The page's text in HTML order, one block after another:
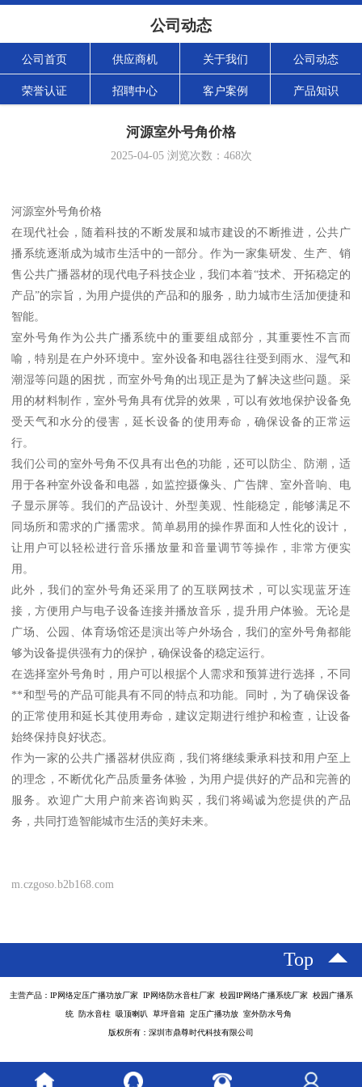
公司动态
公司首页 供应商机 关于我们 公司动态
荣誉认证 招聘中心 客户案例 产品知识
河源室外号角价格
2025-04-05浏览次数： 468次
河源室外号角价格
在现代社会，随着科技的不断发展和城市建设的不断推进，公共广
播系统逐渐成为城市生活中的一部分。作为一家集研发、生产、销
售公共广播器材的现代电子科技企业，我们本着“技术、开拓稳定的
产品”的宗旨，为用户提供的产品和的服务，助力城市生活加便捷和
智能。
室外号角作为公共广播系统中的重要组成部分，其重要性不言而
喻，特别是在户外环境中。室外设备和电器往往受到雨水、湿气和
潮湿等问题的困扰，而室外号角的出现正是为了解决这些问题。采
用的材料制作，室外号角具有优异的效果，可以有效地保护设备免
受天气和水分的侵害，延长设备的使用寿命，确保设备的正常运
行。
我们公司的室外号角不仅具有出色的功能，还可以防尘、防潮，适
用于各种室外设备和电器，如监控摄像头、广告牌、室外音响、电
子显示屏等。我们的产品设计、外型美观、性能稳定，能够满足不
同场所和需求的广播需求。简单易用的操作界面和人性化的设计，
让用户可以轻松进行音乐播放量和音量调节等操作，非常方便实
用。
此外，我们的室外号角还采用了的互联网技术，可以实现蓝牙连
接，方便用户与电子设备连接并播放音乐，提升用户体验。无论是
广场、公园、体育场馆还是演出等户外场合，我们的室外号角都能
够为设备提供强有力的保护，确保设备的稳定运行。
在选择室外号角时，用户可以根据个人需求和预算进行选择，不同
**和型号的产品可能具有不同的特点和功能。同时，为了确保设备
的正常使用和延长其使用寿命，建议定期进行维护和检查，让设备
始终保持良好状态。
作为一家的公共广播器材供应商，我们将继续秉承科技和用户至上
的理念，不断优化产品质量务体验，为用户提供好的产品和完善的
服务。欢迎广大用户前来咨询购买，我们将竭诚为您提供的产品
务，共同打造智能城市生活的美好未来。
m.czgoso.b2b168.com
Top
主营产品：IP网络定压广播功放厂家 IP网络防水音柱厂家 校园IP网络广播系统厂家 校园广播系
统 防水音柱 吸顶喇叭 草坪音箱 定压广播功放 室外防水号角
版权所有：深圳市鼎尊时代科技有限公司